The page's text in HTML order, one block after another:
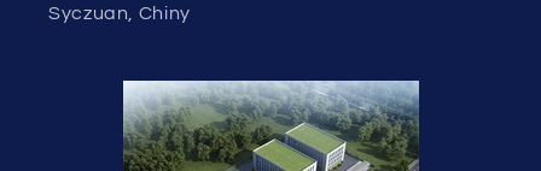
Syczuan, Chiny